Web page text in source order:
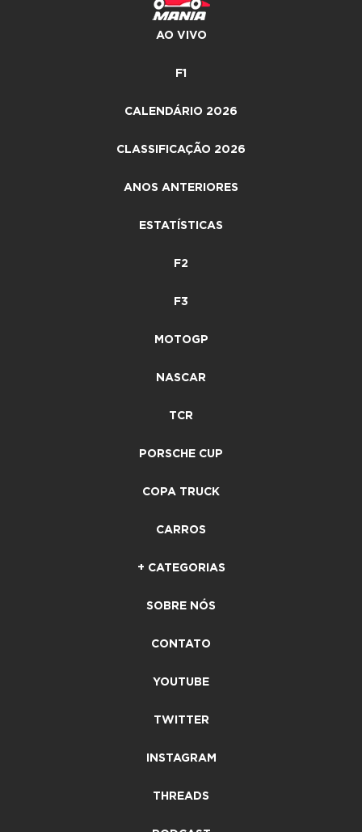
AO VIVO
F1
CALENDÁRIO 2026
CLASSIFICAÇÃO 2026
ANOS ANTERIORES
ESTATÍSTICAS
F2
F3
MOTOGP
NASCAR
TCR
PORSCHE CUP
COPA TRUCK
CARROS
+ CATEGORIAS
SOBRE NÓS
CONTATO
YOUTUBE
TWITTER
INSTAGRAM
THREADS